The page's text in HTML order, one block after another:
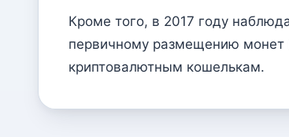
Кроме того, в 2017 году
первичному размещению монет
криптовалютным кошелькам.